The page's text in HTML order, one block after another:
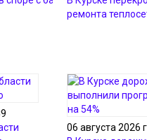
ремонта
06 августа 2026